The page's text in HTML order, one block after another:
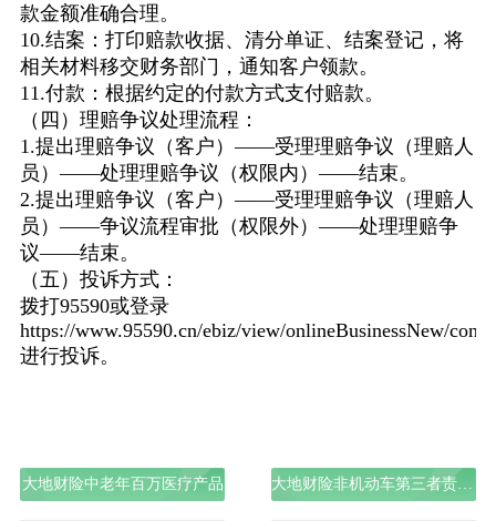
款金额准确合理。
10.结案：打印赔款收据、清分单证、结案登记，将
相关材料移交财务部门，通知客户领款。
11.付款：根据约定的付款方式支付赔款。
（四）理赔争议处理流程：
1.提出理赔争议（客户）——受理理赔争议（理赔人
员）——处理理赔争议（权限内）——结束。
2.提出理赔争议（客户）——受理理赔争议（理赔人
员）——争议流程审批（权限外）——处理理赔争
议——结束。
（五）投诉方式：
拨打95590或登录
https://www.95590.cn/ebiz/view/onlineBusinessNew/
进行投诉。
大地财险中老年百万医疗产品 大地财险非机动车第三者责任保险产品